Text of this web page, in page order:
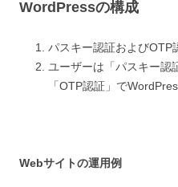
WordPressの構成
パスキー認証およびOTP
ユーザーは「パスキー認
「OTP認証」で
Webサイトの運用例